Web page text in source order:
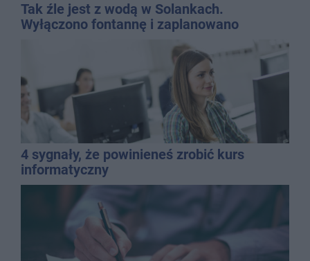
Tak źle jest z wodą w Solankach.
Wyłączono fontannę i zaplanowano
4 sygnały, że powinieneś zrobić kurs
informatyczny